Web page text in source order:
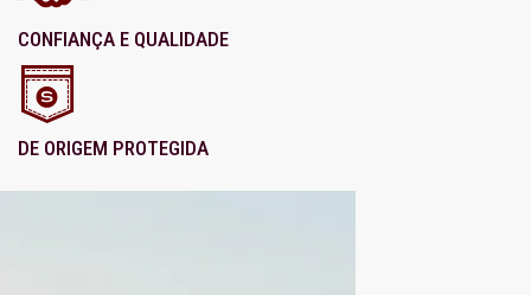
CONFIANÇA E QUALIDADE
DE ORIGEM PROTEGIDA